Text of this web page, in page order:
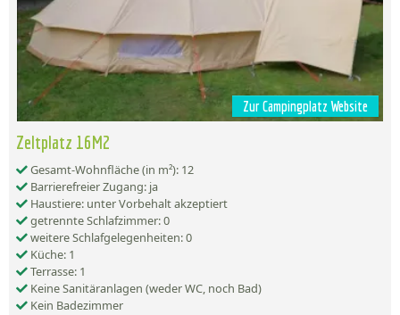
Zur Campingplatz Website
Zeltplatz 16M2
Gesamt-Wohnfläche (in m²): 12
Barrierefreier Zugang: ja
Haustiere: unter Vorbehalt akzeptiert
getrennte Schlafzimmer: 0
weitere Schlafgelegenheiten: 0
Küche: 1
Terrasse: 1
Keine Sanitäranlagen (weder WC, noch Bad)
Kein Badezimmer